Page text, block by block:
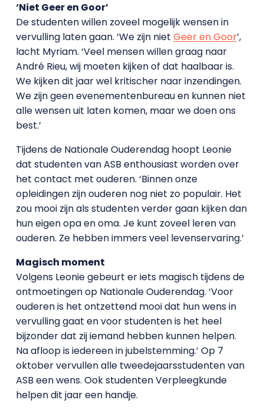
‘Niet Geer en Goor’
De studenten willen zoveel mogelijk wensen in
vervulling laten gaan. ‘We zijn niet Geer en Goor’,
lacht Myriam. ‘Veel mensen willen graag naar
André Rieu, wij moeten kijken of dat haalbaar is.
We kijken dit jaar wel kritischer naar inzendingen.
We zijn geen evenementenbureau en kunnen niet
alle wensen uit laten komen, maar we doen ons
best.’
Tijdens de Nationale Ouderendag hoopt Leonie
dat studenten van ASB enthousiast worden over
het contact met ouderen. ‘Binnen onze
opleidingen zijn ouderen nog niet zo populair. Het
zou mooi zijn als studenten verder gaan kijken dan
hun eigen opa en oma. Je kunt zoveel leren van
ouderen. Ze hebben immers veel levenservaring.’
Magisch moment
Volgens Leonie gebeurt er iets magisch tijdens de
ontmoetingen op Nationale Ouderendag. ‘Voor
ouderen is het ontzettend mooi dat hun wens in
vervulling gaat en voor studenten is het heel
bijzonder dat zij iemand hebben kunnen helpen.
Na afloop is iedereen in jubelstemming.’ Op 7
oktober vervullen alle tweedejaarsstudenten van
ASB een wens. Ook studenten Verpleegkunde
helpen dit jaar een handje.